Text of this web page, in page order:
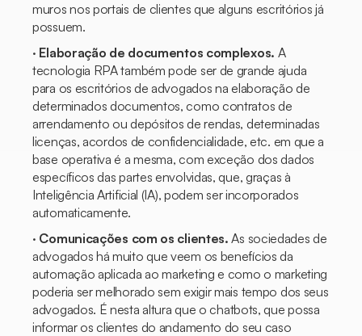
muros nos portais de clientes que alguns escritórios já
possuem.
· Elaboração de documentos complexos. A
tecnologia RPA também pode ser de grande ajuda
para os escritórios de advogados na elaboração de
determinados documentos, como contratos de
arrendamento ou depósitos de rendas, determinadas
licenças, acordos de confidencialidade, etc. em que a
base operativa é a mesma, com exceção dos dados
específicos das partes envolvidas, que, graças à
Inteligência Artificial (IA), podem ser incorporados
automaticamente.
· Comunicações com os clientes.As sociedades de
advogados há muito que veem os benefícios da
automação aplicada ao marketing e como o marketing
poderia ser melhorado sem exigir mais tempo dos seus
advogados. É nesta altura que o chatbots, que possa
informar os clientes do andamento do seu caso